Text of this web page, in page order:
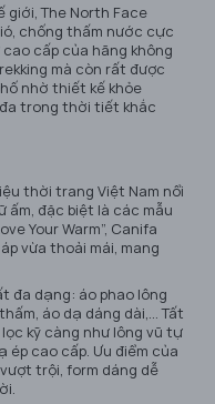
The North Face
chống thấm nước cực
cấp của hãng không
mà còn rất được
nhờ thiết kế khỏe
đa trong thời tiết khắc
thời trang Việt Nam nổi
đặc biệt là các mẫu
Your Warm”, Canifa
vừa thoải mái, mang
đa dạng: áo phao lông
áo dạ dáng dài,… Tất
kỹ càng như lông vũ tự
ép cao cấp. Ưu điểm của
trội, form dáng dễ